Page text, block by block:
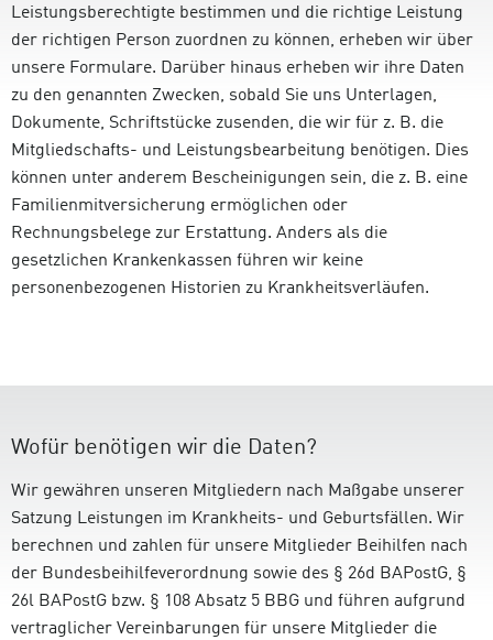
Leistungsberechtigte bestimmen und die richtige Leistung
der richtigen Person zuordnen zu können, erheben wir über
unsere Formulare. Darüber hinaus erheben wir ihre Daten
zu den genannten Zwecken, sobald Sie uns Unterlagen,
Dokumente, Schriftstücke zusenden, die wir für z. B. die
Mitgliedschafts- und Leistungsbearbeitung benötigen. Dies
können unter anderem Bescheinigungen sein, die z. B. eine
Familienmitversicherung ermöglichen oder
Rechnungsbelege zur Erstattung. Anders als die
gesetzlichen Krankenkassen führen wir keine
personenbezogenen Historien zu Krankheitsverläufen.
Wofür benötigen wir die Daten?
Wir gewähren unseren Mitgliedern nach Maßgabe unserer
Satzung Leistungen im Krankheits- und Geburtsfällen. Wir
berechnen und zahlen für unsere Mitglieder Beihilfen nach
der Bundesbeihilfeverordnung sowie des § 26d BAPostG, §
26l BAPostG bzw. § 108 Absatz 5 BBG und führen aufgrund
vertraglicher Vereinbarungen für unsere Mitglieder die